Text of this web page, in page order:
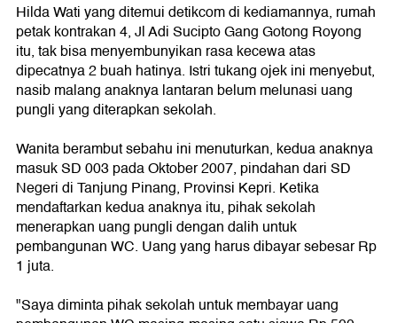
Hilda Wati yang ditemui detikcom di kediamannya, rumah
petak kontrakan 4, Jl Adi Sucipto Gang Gotong Royong
itu, tak bisa menyembunyikan rasa kecewa atas
dipecatnya 2 buah hatinya. Istri tukang ojek ini menyebut,
nasib malang anaknya lantaran belum melunasi uang
pungli yang diterapkan sekolah.
Wanita berambut sebahu ini menuturkan, kedua anaknya
masuk SD 003 pada Oktober 2007, pindahan dari SD
Negeri di Tanjung Pinang, Provinsi Kepri. Ketika
mendaftarkan kedua anaknya itu, pihak sekolah
menerapkan uang pungli dengan dalih untuk
pembangunan WC. Uang yang harus dibayar sebesar Rp
1 juta.
"Saya diminta pihak sekolah untuk membayar uang